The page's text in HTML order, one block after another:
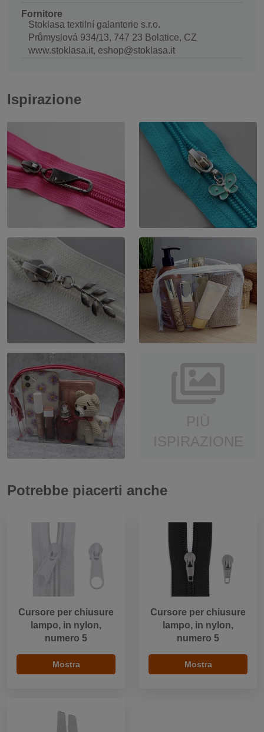
Fornitore
Stoklasa textilní galanterie s.r.o.
Průmyslová 934/13, 747 23 Bolatice, CZ
www.stoklasa.it, eshop@stoklasa.it
Ispirazione
Potrebbe piacerti anche
Cursore per chiusure
lampo, in nylon,
numero 5
Mostra
Cursore per chiusure
lampo, in nylon,
numero 5
Mostra